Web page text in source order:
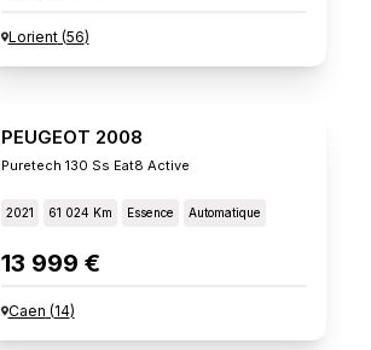
Lorient(56)
PEUGEOT 2008
Puretech 130 Ss Eat8 Active
2021 61 024 Km Essence Automatique
13 999 €
Caen (14)